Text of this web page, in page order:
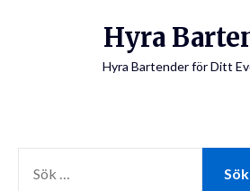
Hyra
Hyra Bartender för Ditt
EFTER: